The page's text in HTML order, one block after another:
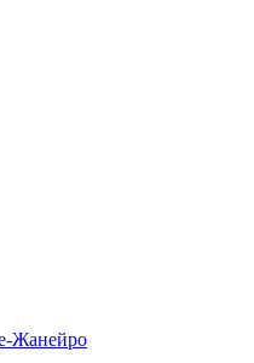
Жанейро